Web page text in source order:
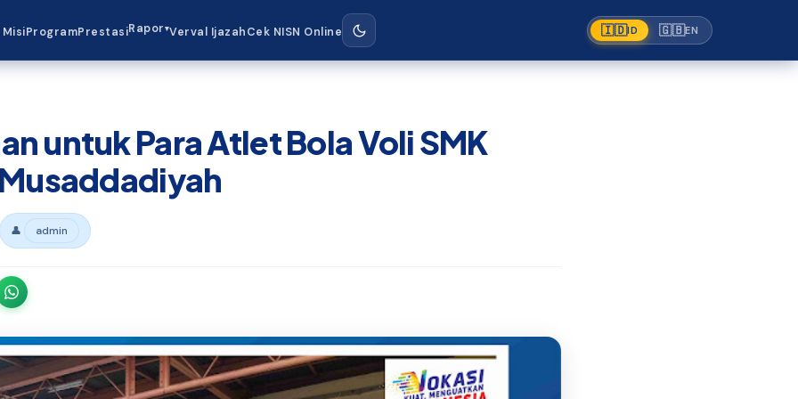
ProgramPrestasiRapor▾Verval IjazahCek NISN Online 🇮🇩ID 🇬🇧EN
untuk Para Atlet Bola Voli SMK
👤 admin